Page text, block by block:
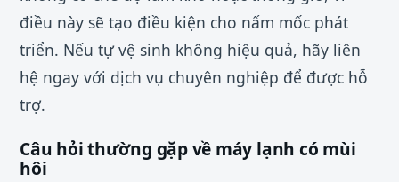
điều này sẽ tạo điều kiện cho nấm mốc phát
triển. Nếu tự vệ sinh không hiệu quả, hãy liên
hệ ngay với dịch vụ chuyên nghiệp để được hỗ
trợ.
Câu hỏi thường gặp về máy lạnh có mùi
hôi